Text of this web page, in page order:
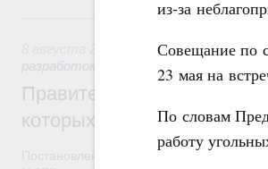
из‑за
Совещание по
23 мая на
По словам
работу
Государственная
разработок
Правительство
которых освобождаются